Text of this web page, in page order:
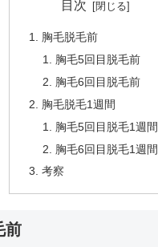
目次
胸毛脱毛前
胸毛5回目脱毛前
胸毛6回目脱毛前
胸毛脱毛1週間
胸毛5回目脱毛1週間
胸毛6回目脱毛1週間
考察
前